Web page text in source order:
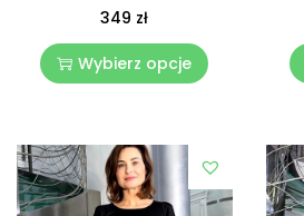
349 zł
Wybierz opcje